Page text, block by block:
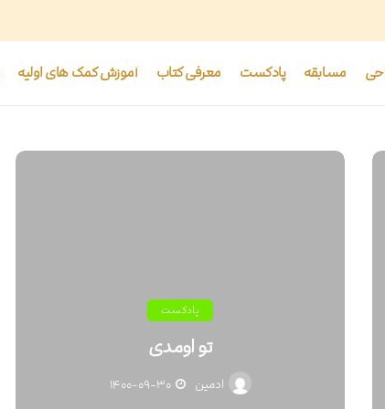
مسابقه پادکست معرفی کتاب آموزش کمک های اولیه
پادکست
تو اومدی
ادمین ۱۴۰۰-۰۹-۳۰